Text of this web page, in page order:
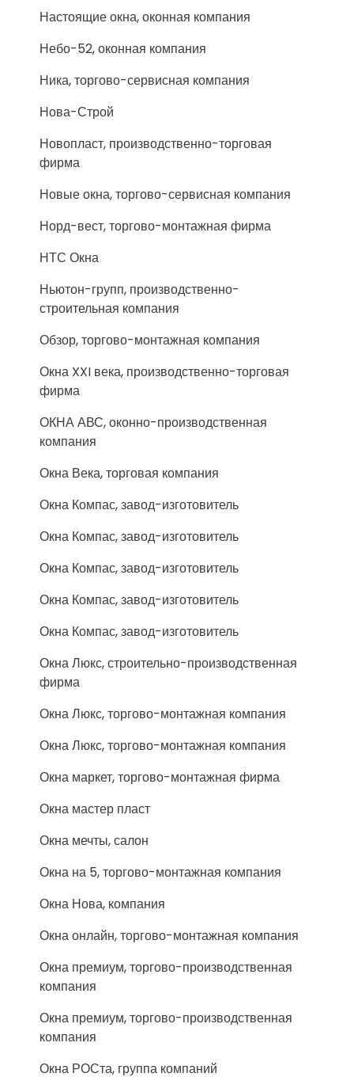
Настоящие окна, оконная компания
Небо-52, оконная компания
Ника, торгово-сервисная компания
Нова-Строй
Новопласт, производственно-торговая
фирма
Новые окна, торгово-сервисная компания
Норд-вест, торгово-монтажная фирма
НТС Окна
Ньютон-групп, производственно-
строительная компания
Обзор, торгово-монтажная компания
Окна XXI века, производственно-торговая
фирма
ОКНА АВС, оконно-производственная
компания
Окна Века, торговая компания
Окна Компас, завод-изготовитель
Окна Компас, завод-изготовитель
Окна Компас, завод-изготовитель
Окна Компас, завод-изготовитель
Окна Компас, завод-изготовитель
Окна Люкс, строительно-производственная
фирма
Окна Люкс, торгово-монтажная компания
Окна Люкс, торгово-монтажная компания
Окна маркет, торгово-монтажная фирма
Окна мастер пласт
Окна мечты, салон
Окна на 5, торгово-монтажная компания
Окна Нова, компания
Окна онлайн, торгово-монтажная компания
Окна премиум, торгово-производственная
компания
Окна премиум, торгово-производственная
компания
Окна РОСта, группа компаний